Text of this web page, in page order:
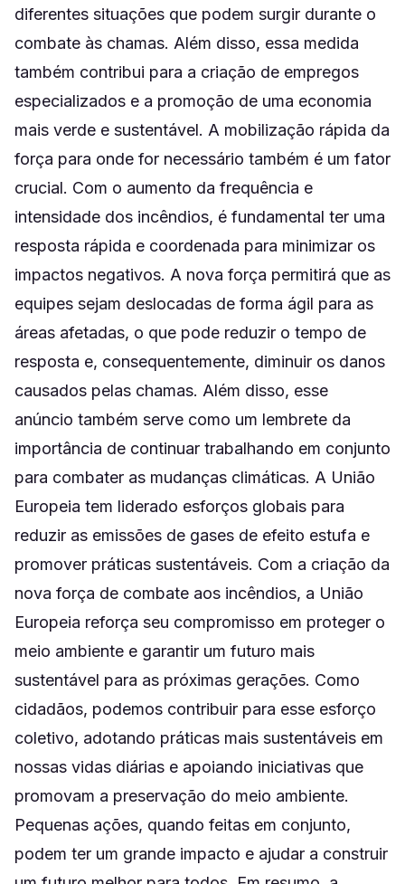
diferentes situações que podem surgir durante o
combate às chamas. Além disso, essa medida
também contribui para a criação de empregos
especializados e a promoção de uma economia
mais verde e sustentável. A mobilização rápida da
força para onde for necessário também é um fator
crucial. Com o aumento da frequência e
intensidade dos incêndios, é fundamental ter uma
resposta rápida e coordenada para minimizar os
impactos negativos. A nova força permitirá que as
equipes sejam deslocadas de forma ágil para as
áreas afetadas, o que pode reduzir o tempo de
resposta e, consequentemente, diminuir os danos
causados pelas chamas. Além disso, esse
anúncio também serve como um lembrete da
importância de continuar trabalhando em conjunto
para combater as mudanças climáticas. A União
Europeia tem liderado esforços globais para
reduzir as emissões de gases de efeito estufa e
promover práticas sustentáveis. Com a criação da
nova força de combate aos incêndios, a União
Europeia reforça seu compromisso em proteger o
meio ambiente e garantir um futuro mais
sustentável para as próximas gerações. Como
cidadãos, podemos contribuir para esse esforço
coletivo, adotando práticas mais sustentáveis em
nossas vidas diárias e apoiando iniciativas que
promovam a preservação do meio ambiente.
Pequenas ações, quando feitas em conjunto,
podem ter um grande impacto e ajudar a construir